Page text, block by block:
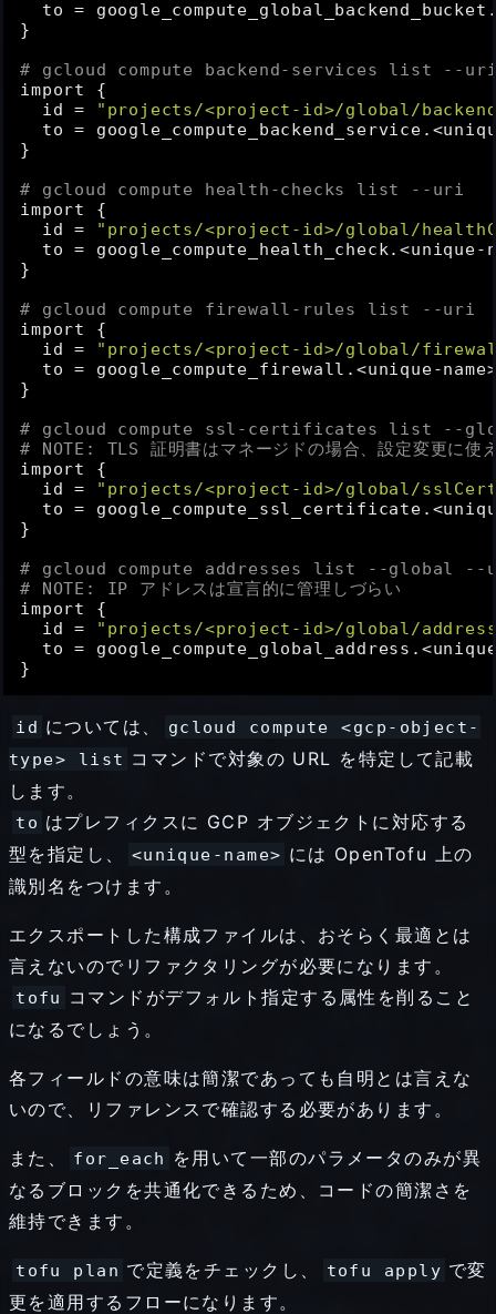
to =
}
# gcloud compute backend-services list --
import {
id =
"projects/<project-id>/global/
to =
}
# gcloud compute health-checks list --uri
import {
id =
"projects/<project-id>/global/
to = google_compute_health_check.<unique-
}
# gcloud compute firewall-rules list --uri
import {
id =
"projects/<project-id>/global/
to = google_compute_firewall.<unique-
}
# gcloud compute ssl-certificates list --
# NOTE:
TLS 証明書はマネージドの場合、設定変更に使
import {
id =
"projects/<project-id>/global/
to =
}
# gcloud compute addresses list --global --
# NOTE:
IP アドレスは宣言的に管理しづらい
import {
id =
"projects/<project-id>/global/
to =
id については、
gcloud compute <gcp-object-
type> list コマンドで対象の URL を特定して記載
します。
to はプレフィクスに GCP オブジェクトに対応する
型を指定し、
<unique-name> には OpenTofu 上の
識別名をつけます。
エクスポートした構成ファイルは、おそらく最適とは
言えないのでリファクタリングが必要になります。
tofu
コマンドがデフォルト指定する属性を削ること
になるでしょう。
各フィールドの意味は簡潔であっても自明とは言えな
いので、リファレンスで確認する必要があります。
また、 for_each
を用いて一部のパラメータのみが異
なるブロックを共通化できるため、コードの簡潔さを
維持できます。
tofu plan で定義をチェックし、 tofu apply で変
更を適用するフローになります。